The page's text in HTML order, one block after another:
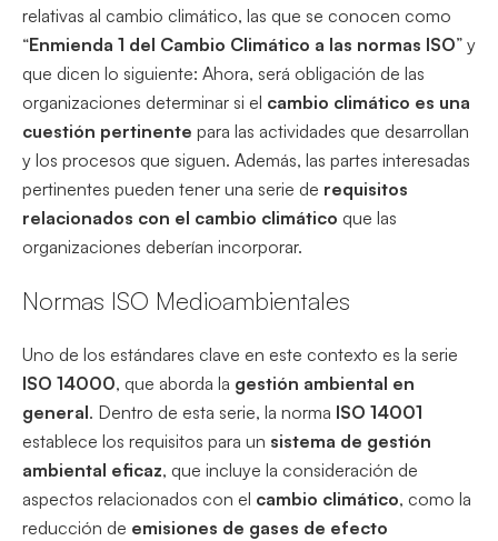
relativas al cambio climático, las que se conocen como
“Enmienda 1 del Cambio Climático a las normas ISO” y
que dicen lo siguiente: Ahora, será obligación de las
organizaciones determinar si el cambio climático es una
cuestión pertinente para las actividades que desarrollan
y los procesos que siguen. Además, las partes interesadas
pertinentes pueden tener una serie de requisitos
relacionados con el cambio climático que las
organizaciones deberían incorporar.
Normas ISO Medioambientales
Uno de los estándares clave en este contexto es la serie
ISO 14000, que aborda la gestión ambiental en
general. Dentro de esta serie, la norma ISO 14001
establece los requisitos para un sistema de gestión
ambiental eficaz, que incluye la consideración de
aspectos relacionados con el cambio climático, como la
reducción de emisiones de gases de efecto